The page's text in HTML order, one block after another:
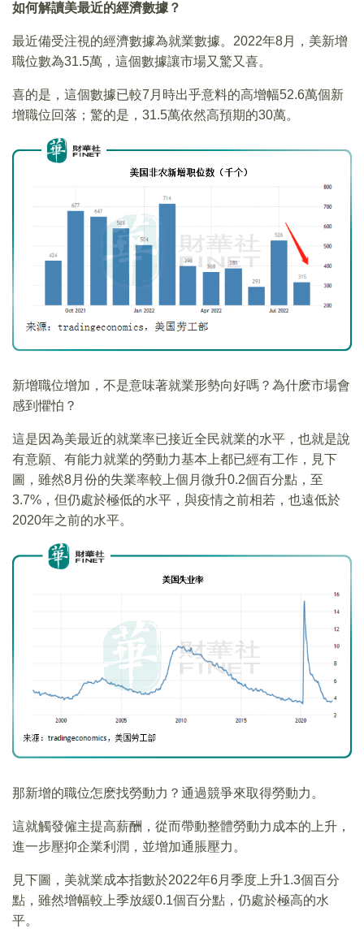
如何解讀美最近的經濟數據？
最近備受注視的經濟數據為就業數據。2022年8月，美新增
職位數為31.5萬，這個數據讓市場又驚又喜。
喜的是，這個數據已較7月時出乎意料的高增幅52.6萬個新
增職位回落；驚的是，31.5萬依然高預期的30萬。
新增職位增加，不是意味著就業形勢向好嗎？為什麽市場會
感到懼怕？
這是因為美最近的就業率已接近全民就業的水平，也就是說
有意願、有能力就業的勞動力基本上都已經有工作，見下
圖，雖然8月份的失業率較上個月微升0.2個百分點，至
3.7%，但仍處於極低的水平，與疫情之前相若，也遠低於
2020年之前的水平。
那新增的職位怎麽找勞動力？通過競爭來取得勞動力。
這就觸發僱主提高薪酬，從而帶動整體勞動力成本的上升，
進一步壓抑企業利潤，並增加通脹壓力。
見下圖，美就業成本指數於2022年6月季度上升1.3個百分
點，雖然增幅較上季放緩0.1個百分點，仍處於極高的水
平。